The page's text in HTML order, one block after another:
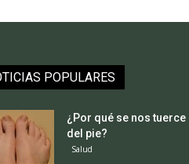
POPULARES
¿Por qué se nos
del pie?
Salud